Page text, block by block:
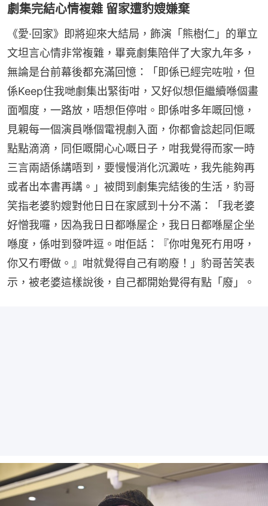
劇集完結心情複雜 留家遭豹嫂嫌棄
《愛·回家》即將迎來大結局，飾演「熊樹仁」的單立
文坦言心情非常複雜，畢竟劇集陪伴了大家九年多，
無論是台前幕後都充滿回憶：「即係已經完咗啦，但
係Keep住我哋劇集出緊街咁，又好似想佢繼續喺個畫
面嗰度，一路放，唔想佢停咁。即係咁多年嘅回憶，
見親每一個演員喺個電視劇入面，你都會諗起同佢嘅
點點滴滴，同佢嘅開心心嘅日子，咁我覺得而家一時
三言兩語係講唔到，要慢慢消化沉澱咗，我先能夠再
或者出本書再講。」被問到劇集完結後的生活，豹哥
笑指老婆豹嫂對他日日在家感到十分不滿：「我老婆
好憎我囉，因為我日日都喺屋企，我日日都喺屋企坐
喺度，係咁到發吽逗。咁佢話：『你咁鬼死冇用呀，
你又冇嘢做。』咁就覺得自己有啲廢！」豹哥苦笑表
示，被老婆這樣說後，自己都開始覺得有點「廢」。